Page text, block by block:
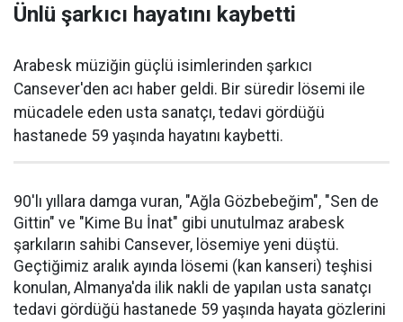
Ünlü şarkıcı hayatını kaybetti
Arabesk müziğin güçlü isimlerinden şarkıcı
Cansever'den acı haber geldi. Bir süredir lösemi ile
mücadele eden usta sanatçı, tedavi gördüğü
hastanede 59 yaşında hayatını kaybetti.
90'lı yıllara damga vuran, "Ağla Gözbebeğim", "Sen de
Gittin" ve "Kime Bu İnat" gibi unutulmaz arabesk
şarkıların sahibi Cansever, lösemiye yeni düştü.
Geçtiğimiz aralık ayında lösemi (kan kanseri) teşhisi
konulan, Almanya'da ilik nakli de yapılan usta sanatçı
tedavi gördüğü hastanede 59 yaşında hayata gözlerini